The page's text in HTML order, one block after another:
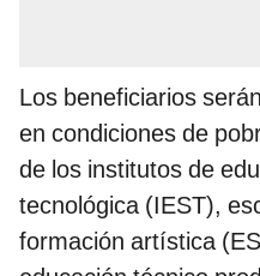
Los beneficiarios
en condiciones de
de los institutos de
tecnológica (IEST),
formación artística